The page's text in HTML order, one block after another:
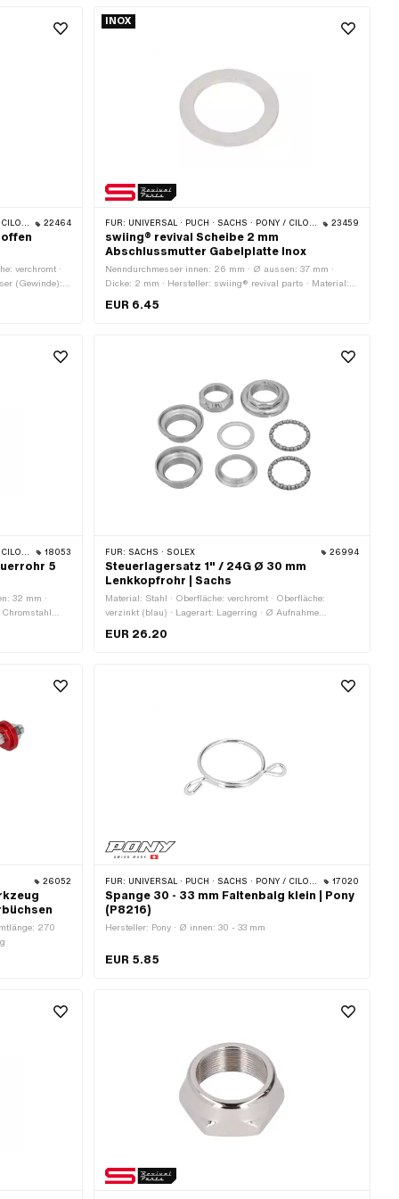
30 mm · Gewindeart: MF26x1 (Feingewinde)
· TOMOS 22464
verchromt ·
(Gewinde):
11.5 mm ·
INOX
FÜR: UNIVERSAL · PUCH · SACHS · PONY / CILO (BETA 521 & 512) · PIAGGIO · ZÜNDAPP BELMONDO · TOMOS 23459
swiing® revival Scheibe 2 mm
Abschlussmutter Gabelplatte Inox
Nenndurchmesser innen: 26 mm · Ø aussen: 37 mm ·
Dicke: 2 mm · Hersteller: swiing® revival parts · Material:
innen: 26.3 mm · Nenndurchmesser (Gewinde): 26 mm
EUR 6.45
18053
5
32 mm ·
FÜR: SACHS · SOLEX 26994
Steuerlagersatz 1" / 24G Ø 30 mm
Lenkkopfrohr | Sachs
Material: Stahl · Oberfläche: verchromt · Oberfläche:
verzinkt (blau) · Lagerart: Lagerring · Ø Aufnahme
[Zoll] / [mm]: 5/32" (4.00 mm) · Ø innen: 26.95 mm ·
EUR 26.20
26052
270
FÜR: UNIVERSAL · PUCH · SACHS · PONY / CILO (BETA 521 & 512) 17020
Spange 30 - 33 mm Faltenbalg klein | Pony
(P8216)
Hersteller: Pony · Ø innen: 30 - 33 mm
EUR 5.85